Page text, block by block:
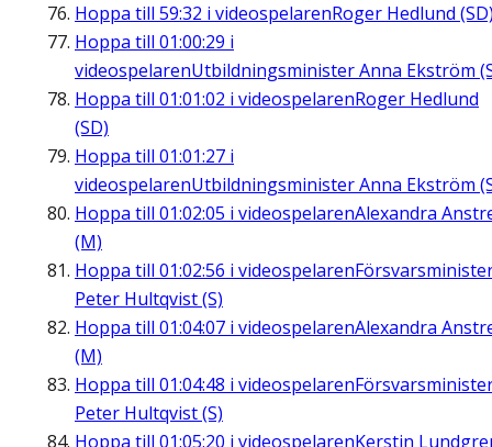
Hoppa till 59:32 i videospelarenRoger Hedlund
Hoppa till 01:00:29 i
videospelarenUtbildningsminister Anna Ekström
Hoppa till 01:01:02 i videospelarenRoger Hedlund
(SD)
Hoppa till 01:01:27 i
videospelarenUtbildningsminister Anna Ekström
Hoppa till 01:02:05 i videospelarenAlexandra
(M)
Hoppa till 01:02:56 i videospelaren
Peter Hultqvist (S)
Hoppa till 01:04:07 i videospelarenAlexandra
(M)
Hoppa till 01:04:48 i videospelaren
Peter Hultqvist (S)
Hoppa till 01:05:20 i videospelarenKerstin